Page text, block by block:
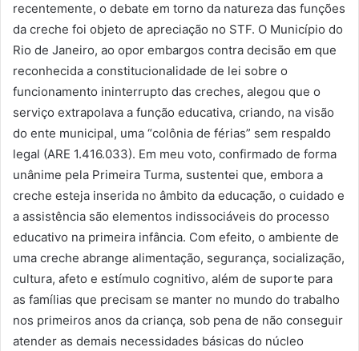
recentemente, o debate em torno da natureza das funções
da creche foi objeto de apreciação no STF. O Município do
Rio de Janeiro, ao opor embargos contra decisão em que
reconhecida a constitucionalidade de lei sobre o
funcionamento ininterrupto das creches, alegou que o
serviço extrapolava a função educativa, criando, na visão
do ente municipal, uma “colônia de férias” sem respaldo
legal (ARE 1.416.033). Em meu voto, confirmado de forma
unânime pela Primeira Turma, sustentei que, embora a
creche esteja inserida no âmbito da educação, o cuidado e
a assistência são elementos indissociáveis do processo
educativo na primeira infância. Com efeito, o ambiente de
uma creche abrange alimentação, segurança, socialização,
cultura, afeto e estímulo cognitivo, além de suporte para
as famílias que precisam se manter no mundo do trabalho
nos primeiros anos da criança, sob pena de não conseguir
atender as demais necessidades básicas do núcleo